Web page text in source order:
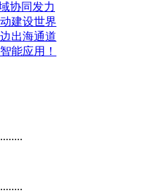
协同发力
建设世界
出海通道
能应用！